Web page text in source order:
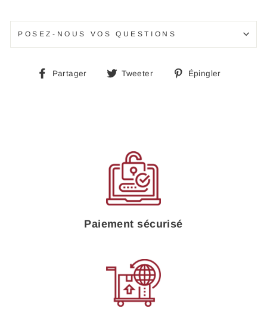
POSEZ-NOUS VOS QUESTIONS
Partager
PartagerTweeter
TweeterÉpingler
Paiement sécurisé